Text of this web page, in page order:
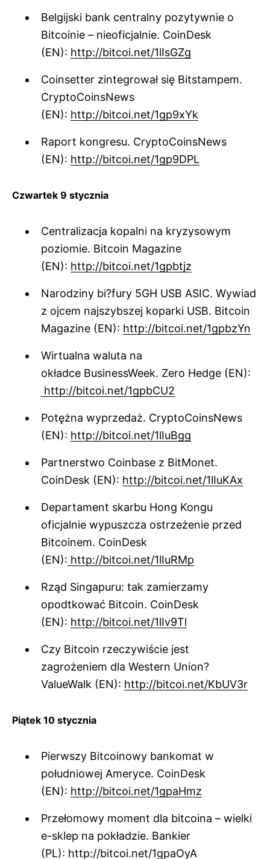
Belgijski bank centralny pozytywnie o
Bitcoinie – nieoficjalnie. CoinDesk
(EN): http://bitcoi.net/1lIsGZg
Coinsetter zintegrował się Bitstampem.
CryptoCoinsNews
(EN): http://bitcoi.net/1gp9xYk
Raport kongresu. CryptoCoinsNews
(EN): http://bitcoi.net/1gp9DPL
Czwartek 9 stycznia
Centralizacja kopalni na kryzysowym
poziomie. Bitcoin Magazine
(EN): http://bitcoi.net/1gpbtjz
Narodziny bi?fury 5GH USB ASIC. Wywiad
z ojcem najszybszej koparki USB. Bitcoin
Magazine (EN): http://bitcoi.net/1gpbzYn
Wirtualna waluta na
okładce BusinessWeek. Zero Hedge (EN):
http://bitcoi.net/1gpbCU2
Potężna wyprzedaż. CryptoCoinsNews
(EN): http://bitcoi.net/1lIuBgg
Partnerstwo Coinbase z BitMonet.
CoinDesk (EN): http://bitcoi.net/1lIuKAx
Departament skarbu Hong Kongu
oficjalnie wypuszcza ostrzeżenie przed
Bitcoinem. CoinDesk
(EN): http://bitcoi.net/1lIuRMp
Rząd Singapuru: tak zamierzamy
opodtkować Bitcoin. CoinDesk
(EN): http://bitcoi.net/1lIv9Tl
Czy Bitcoin rzeczywiście jest
zagrożeniem dla Western Union?
ValueWalk (EN): http://bitcoi.net/KbUV3r
Piątek 10 stycznia
Pierwszy Bitcoinowy bankomat w
południowej Ameryce. CoinDesk
(EN): http://bitcoi.net/1gpaHmz
Przełomowy moment dla bitcoina – wielki
e-sklep na pokładzie. Bankier
(PL): http://bitcoi.net/1gpaOyA